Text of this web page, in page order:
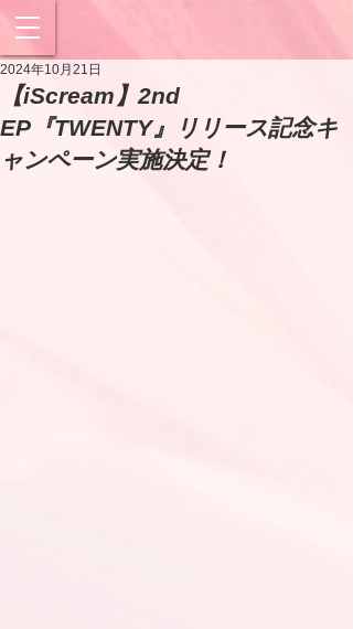
【iScream】2nd
EP『TWENTY』リリース記念キ
ャンペーン実施決定！
2024年10月21日